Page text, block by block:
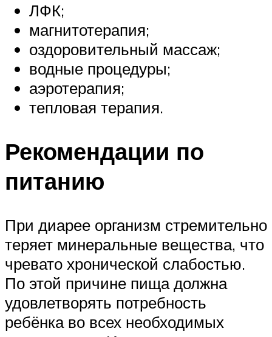
ЛФК;
магнитотерапия;
оздоровительный массаж;
водные процедуры;
аэротерапия;
тепловая терапия.
Рекомендации по
питанию
При диарее организм стремительно
теряет минеральные вещества, что
чревато хронической слабостью.
По этой причине пища должна
удовлетворять потребность
ребёнка во всех необходимых